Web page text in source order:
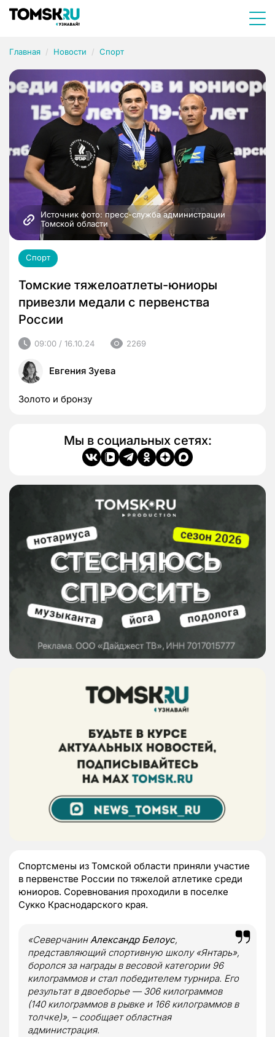
Главная Новости Спорт
Источник фото: пресс-служба администрации
Томской области
Спорт
Томские тяжелоатлеты-юниоры
привезли медали с первенства
России
09:00 / 16.10.24 2269
Евгения Зуева
Золото и бронзу
Мы в социальных сетях:
Спортсмены из Томской области приняли участие
в первенстве России по тяжелой атлетике среди
юниоров. Соревнования проходили в поселке
Сукко Краснодарского края.
«СеверчанинАлександр Белоус,
представляющий спортивную школу «Янтарь»,
боролся за награды в весовой категории 96
килограммов и стал победителем турнира. Его
результат в двоеборье — 306 килограммов
(140 килограммов в рывке и 166 килограммов в
толчке)», – сообщает областная
администрация.